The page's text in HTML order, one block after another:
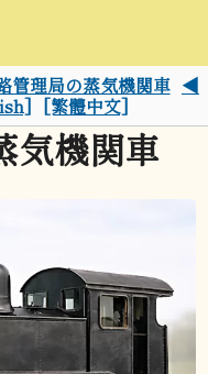
管理局の蒸気機関車 ◀
[繁體中文]
気機関車